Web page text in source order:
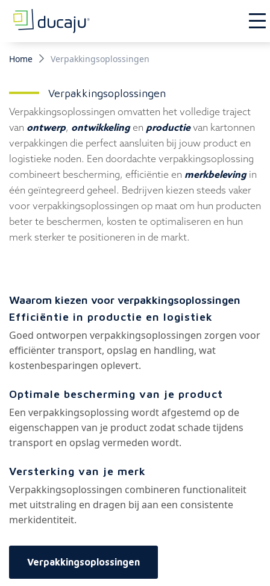
Home Verpakkingsoplossingen
Verpakkingsoplossingen
Verpakkingsoplossingen omvatten het volledige traject
van ontwerp, ontwikkelingen productievan kartonnen
verpakkingen die perfect aansluiten bij jouw product en
logistieke noden. Een doordachte verpakkingsoplossing
combineert bescherming, efficiëntie en merkbelevingin
één geïntegreerd geheel. Bedrijven kiezen steeds vaker
voor verpakkingsoplossingen op maat om hun producten
beter te beschermen, kosten te optimaliseren en hun
merk sterker te positioneren in de markt.
Waarom kiezen voor verpakkingsoplossingen
Efficiëntie in productie en logistiek
Goed ontworpen verpakkingsoplossingen zorgen voor
efficiënter transport, opslag en handling, wat
kostenbesparingen oplevert.
Optimale bescherming van je product
Een verpakkingsoplossing wordt afgestemd op de
eigenschappen van je product zodat schade tijdens
transport en opslag vermeden wordt.
Versterking van je merk
Verpakkingsoplossingen combineren functionaliteit
met uitstraling en dragen bij aan een consistente
merkidentiteit.
Verpakkingsoplossingen